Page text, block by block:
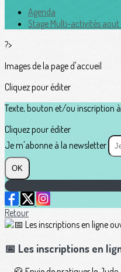
Agenda
Stage Multi-activités
?>
Images de la page d'accueil
Cliquez pour éditer
Texte, bouton et/ou inscription
Cliquez pour éditer
Je m'abonne à la newsletter
OK
Retour
📅 Les inscriptions en